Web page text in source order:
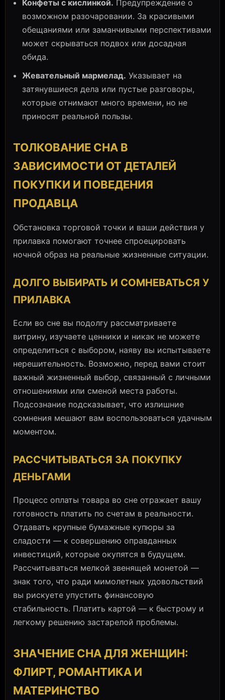
Конфеты с кислинкой. Предупреждение о
возможном разочаровании. За красивыми
обещаниями или заманчивыми перспективами
может скрываться подвох или досадная
обида.
Жевательный мармелад. Указывает на
затянувшиеся дела или пустые разговоры,
которые отнимают много времени, но не
приносят реальной пользы.
ТОЛКОВАНИЕ СНА В
ЗАВИСИМОСТИ ОТ ДЕТАЛЕЙ
ПОКУПКИ И ПОВЕДЕНИЯ
ПРОДАВЦА
Обстановка торговой точки и ваши действия у
прилавка помогают точнее спроецировать
ночной образ на реальные жизненные ситуации.
ДОЛГО ВЫБИРАТЬ И СОМНЕВАТЬСЯ У
ПРИЛАВКА
Если во сне вы подолгу рассматриваете
витрину, изучаете ценники и никак не можете
определиться с выбором, наяву вы испытываете
нерешительность. Возможно, перед вами стоит
важный жизненный выбор, связанный с личными
отношениями или сменой места работы.
Подсознание подсказывает, что излишние
сомнения мешают вам воспользоваться удачным
моментом.
РАССЧИТЫВАТЬСЯ ЗА ПОКУПКУ
ДЕНЬГАМИ
Процесс оплаты товара во сне отражает вашу
готовность платить по счетам в реальности.
Отдавать крупные бумажные купюры за
сладости — к совершению оправданных
инвестиций, которые окупятся в будущем.
Рассчитываться мелкой звенящей монетой —
знак того, что ради мимолетных удовольствий
вы рискуете упустить финансовую
стабильность. Платить картой — к быстрому и
легкому решению застарелой проблемы.
ЗНАЧЕНИЕ СНА ДЛЯ ЖЕНЩИН:
ФЛИРТ, РОМАНТИКА И
МАТЕРИНСТВО